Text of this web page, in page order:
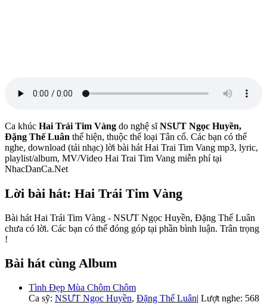
Ca khúc Hai Trái Tim Vàng do nghệ sĩNSƯT Ngọc Huyền,
Đặng Thế Luân thể hiện, thuộc thể loại Tân cổ. Các bạn có thể
nghe, download (tải nhạc) lời bài hát Hai Trai Tim Vang mp3, lyric,
playlist/album, MV/Video Hai Trai Tim Vang miễn phí tại
NhacDanCa.Net
Lời bài hát: Hai Trái Tim Vàng
Bài hát Hai Trái Tim Vàng - NSƯT Ngọc Huyền, Đặng Thế Luân
chưa có lời. Các bạn có thể đóng góp tại phần bình luận. Trân trọng
!
Bài hát cùng Album
Tình Đẹp Mùa Chôm Chôm
Ca sỹ: NSƯT Ngọc Huyền, Đặng Thế Luân| Lượt nghe: 568